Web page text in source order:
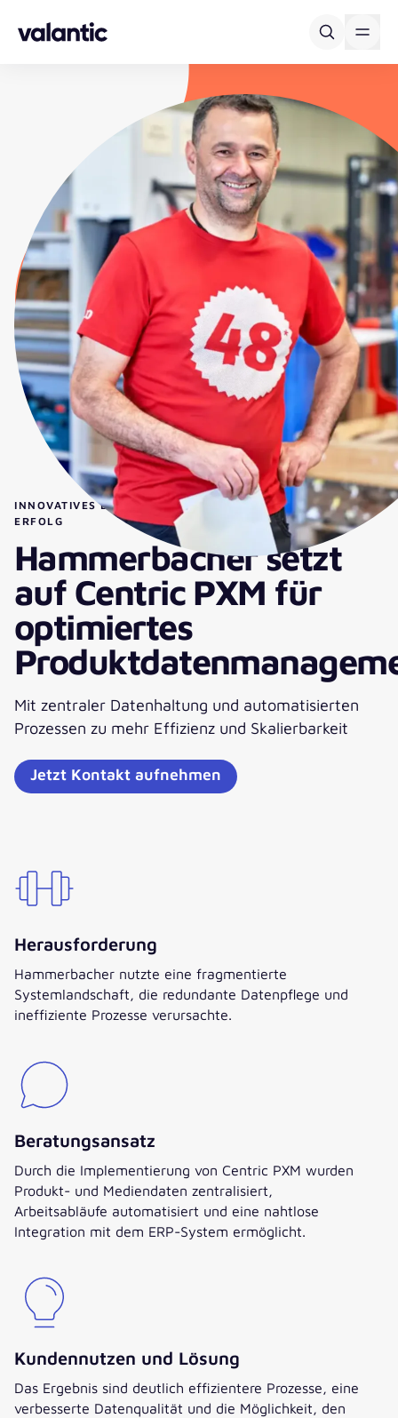
INNOVATIVES DATENMANAGEMENT FÜR NACHHALTIGEN
ERFOLG
Hammerbacher setzt
auf Centric PXM für
optimiertes
Mit zentraler Datenhaltung und automatisierten
Prozessen zu mehr Effizienz und Skalierbarkeit
Jetzt Kontakt aufnehmen
Herausforderung
Hammerbacher nutzte eine fragmentierte
Systemlandschaft, die redundante Datenpflege und
ineffiziente Prozesse verursachte.
Beratungsansatz
Durch die Implementierung von Centric PXM wurden
Produkt- und Mediendaten zentralisiert,
Arbeitsabläufe automatisiert und eine nahtlose
Integration mit dem ERP-System ermöglicht.
Kundennutzen und Lösung
Das Ergebnis sind deutlich effizientere Prozesse, eine
verbesserte Datenqualität und die Möglichkeit, den